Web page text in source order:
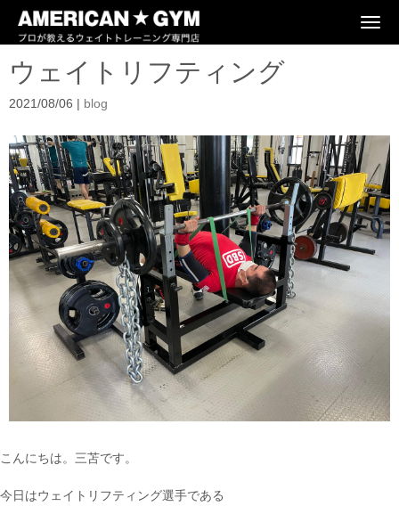
N
o
ウェイトリフティング
2021/08/06 | blog
こんにちは。三苫です。
今日はウェイトリフティング選手である